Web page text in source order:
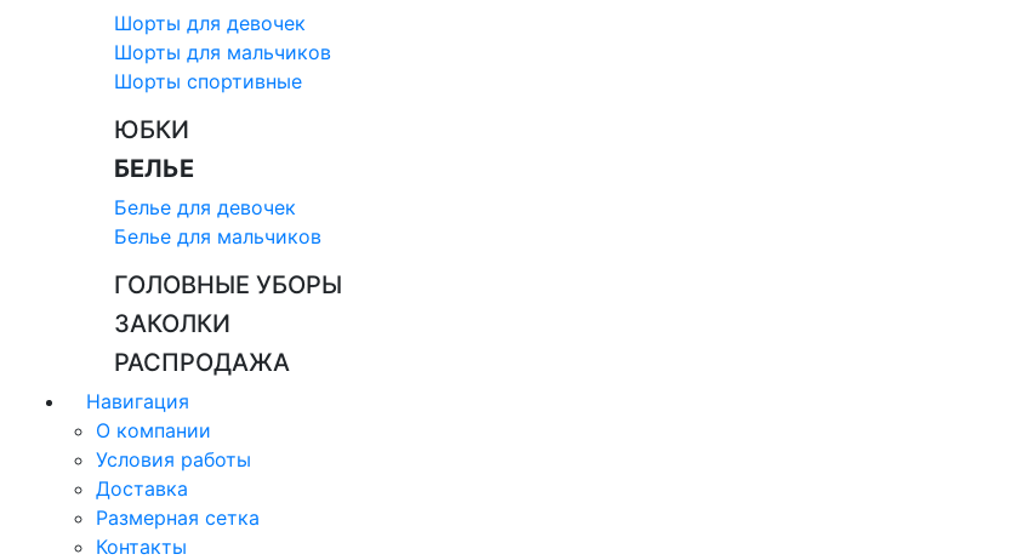
Шорты для девочек
Шорты для мальчиков
Шорты спортивные
ЮБКИ
БЕЛЬЕ
Белье для девочек
Белье для мальчиков
ГОЛОВНЫЕ УБОРЫ
ЗАКОЛКИ
РАСПРОДАЖА
Навигация
О компании
Условия работы
Доставка
Размерная сетка
Контакты